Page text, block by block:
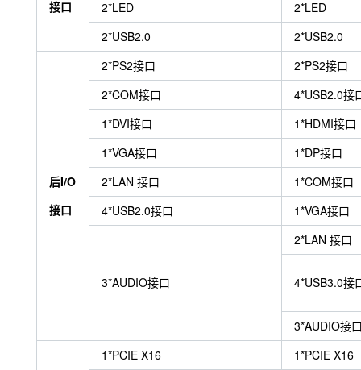
接口
2*LED
2*LED
2*USB2.0
2*USB2.0
后I/O
接口
2*PS2接口
2*PS2接口
2*COM接口
4*USB2.0接
1*DVI接口
1*HDMI接口
1*VGA接口
1*DP接口
2*LAN 接口
1*COM接口
4*USB2.0接口
1*VGA接口
3*AUDIO接口
2*LAN 接口
4*USB3.0接
3*AUDIO接
1*PCIE X16
1*PCIE X16